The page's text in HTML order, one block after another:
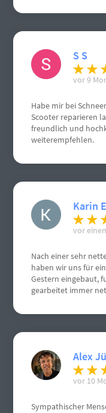
S S
vor 9
Habe mir bei
Scooter reparieren
freundlich und
weiterempfehlen.
Karin
vor
Nach einer sehr
haben wir uns für
Gestern eingebaut,
gearbeitet immer
Geschäfte. Grüße
Alex
vor 10
Sympathischer